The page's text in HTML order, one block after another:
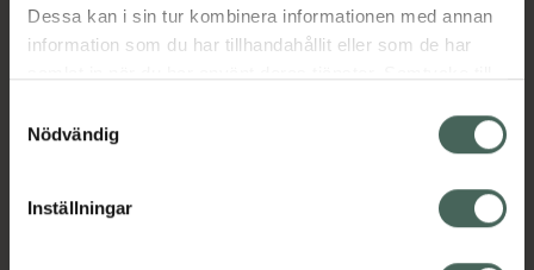
Dessa kan i sin tur kombinera informationen med annan
information som du har tillhandahållit eller som de har
återkalla ditt samtycke via webbplatsens
cookieinställningar. Ett återkallat samtycke påverkar inte
lagligheten av behandling som skett innan återkallelsen.
Nödvändig
Inställningar
EAN:05703241001250
Visa